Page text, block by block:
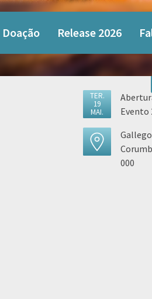
Doação Release 2026
TER.
19
MAI.
Evento
000